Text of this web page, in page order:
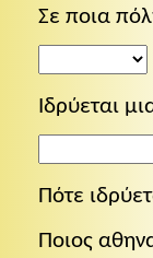
Σε ποια
Ιδρύεται
Πότε
Ποιος